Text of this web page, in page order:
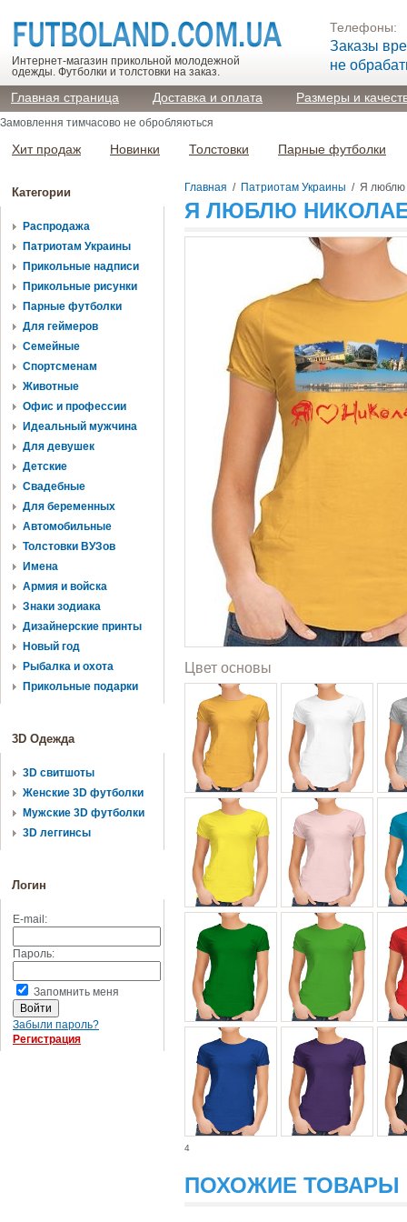
Интернет-магазин прикольной молодежной
одежды. Футболки и толстовки на заказ.
Телефоны:
Заказы
не
Главная страница Доставка и оплата Размеры и
Замовлення тимчасово не обробляються
Хит продаж Новинки Толстовки Парные футболки
Категории
Распродажа
Патриотам Украины
Прикольные надписи
Прикольные рисунки
Парные футболки
Для геймеров
Семейные
Спортсменам
Животные
Офис и профессии
Идеальный мужчина
Для девушек
Детские
Свадебные
Для беременных
Автомобильные
Толстовки ВУЗов
Имена
Армия и войска
Знаки зодиака
Дизайнерские принты
Новый год
Рыбалка и охота
Прикольные подарки
3D Одежда
3D свитшоты
Женские 3D футболки
Мужские 3D футболки
3D леггинсы
Логин
E-mail:
Пароль:
Запомнить меня
Забыли пароль?
Регистрация
Главная / Патриотам Украины / Я люблю
Я ЛЮБЛЮ
Цвет основы
4
ПОХОЖИЕ ТОВАРЫ